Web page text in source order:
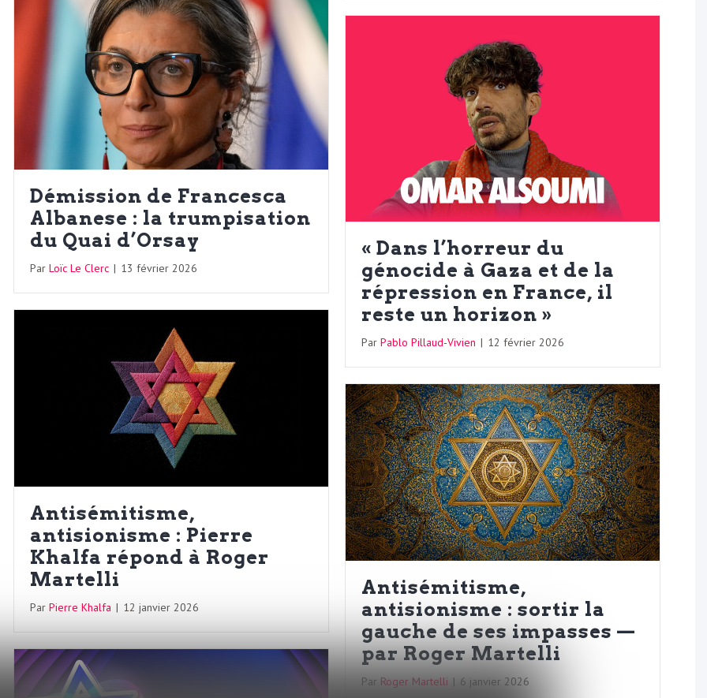
Démission de Francesca
Albanese : la trumpisation
du Quai d’Orsay
Par Loïc Le Clerc | 13 février 2026
« Dans l’horreur du
génocide à Gaza et de la
répression en France, il
reste un horizon »
Par Pablo Pillaud-Vivien | 12 février 2026
Antisémitisme,
antisionisme : Pierre
Khalfa répond à Roger
Martelli
Par Pierre Khalfa | 12 janvier 2026
Antisémitisme,
antisionisme : sortir la
gauche de ses impasses —
par Roger Martelli
Par Roger Martelli | 6 janvier 2026